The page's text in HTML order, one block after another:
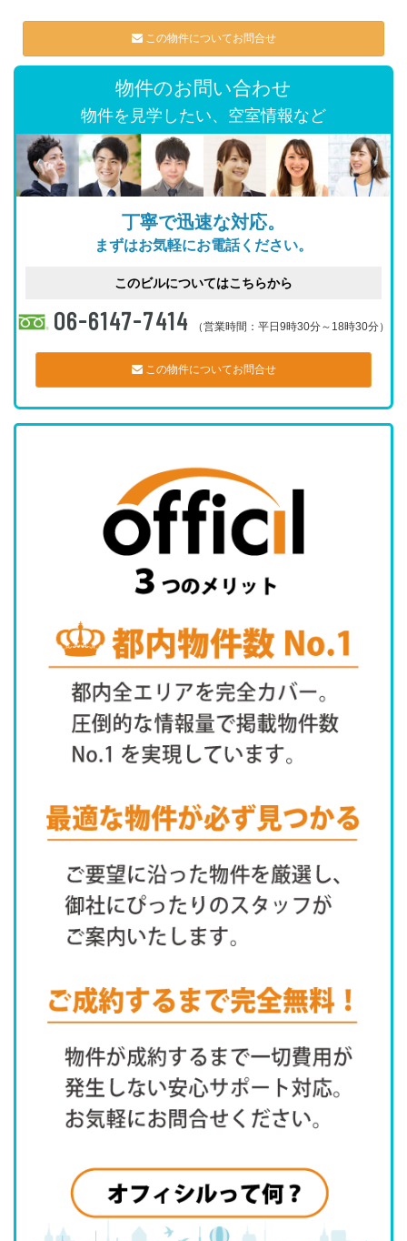
この物件についてお問合せ
物件のお問い合わせ
物件を見学したい、空室情報など
丁寧で迅速な対応。
まずはお気軽にお電話ください。
このビルについてはこちらから
06-6147-7414 （営業時間：平日9時30分～18時30分）
この物件についてお問合せ